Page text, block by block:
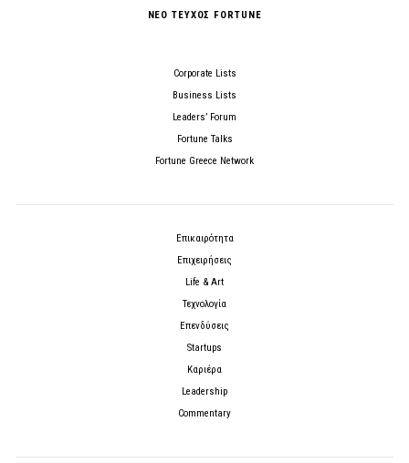
ΝΕΟ ΤΕΥΧΟΣ FORTUNE
Corporate Lists
Business Lists
Leaders’ Forum
Fortune Talks
Fortune Greece Network
Επικαιρότητα
Επιχειρήσεις
Life & Art
Τεχνολογία
Επενδύσεις
Startups
Καριέρα
Leadership
Commentary